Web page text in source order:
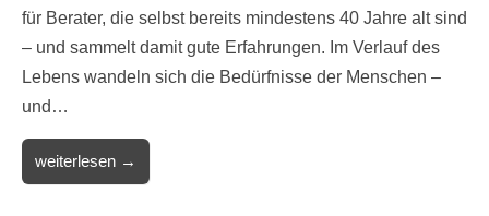
für Berater, die selbst bereits mindestens 40 Jahre alt sind
– und sammelt damit gute Erfahrungen. Im Verlauf des
Lebens wandeln sich die Bedürfnisse der Menschen –
und…
weiterlesen →